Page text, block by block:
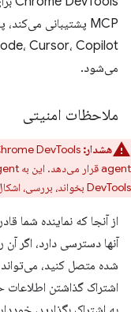
می‌شود.
ملاحظات امنیتی
هشدار:
DevTools بخواند، بررسی، اشکال‌زدایی و اصلاح کند.
از آنجا که نماینده شما
آنها دسترسی دارد، اگر
شده متصل کنید،
اشتراک گذاشتن